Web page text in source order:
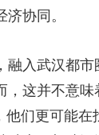
协同。
融入武汉都市
，这并不意味
他们更可能在